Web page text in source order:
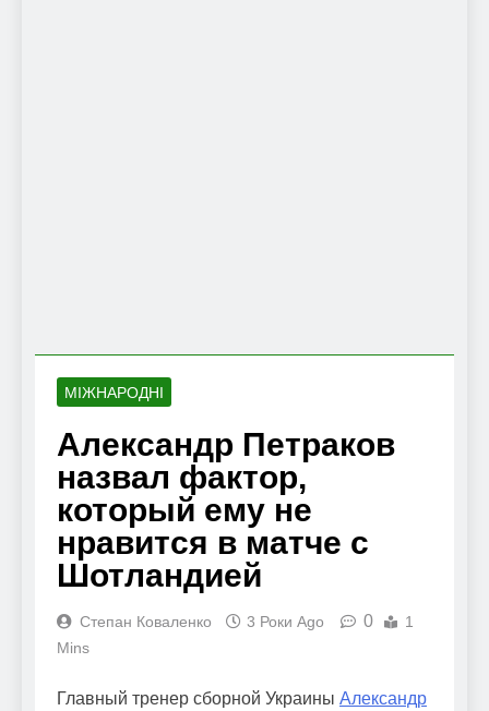
МІЖНАРОДНІ
Александр Петраков
назвал фактор,
который ему не
нравится в матче с
Шотландией
Степан Коваленко 3 Роки Ago 0
1
Mins
Главный тренер сборной Украины Александр